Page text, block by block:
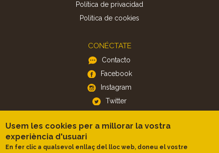
Política de privacidad
Politica de cookies
CONÉCTATE
Contacto
Facebook
Instagram
Twitter
APP
iOS
Usem les cookies per a millorar la vostra
experiència d'usuari
En fer clic a qualsevol enllaç del lloc web, doneu el vostre